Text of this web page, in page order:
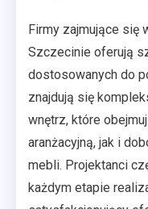
Firmy zajmujące się
Szczecinie oferują
dostosowanych do
znajdują się
wnętrz, które
aranżacyjną, jak i
mebli. Projektanci
każdym etapie